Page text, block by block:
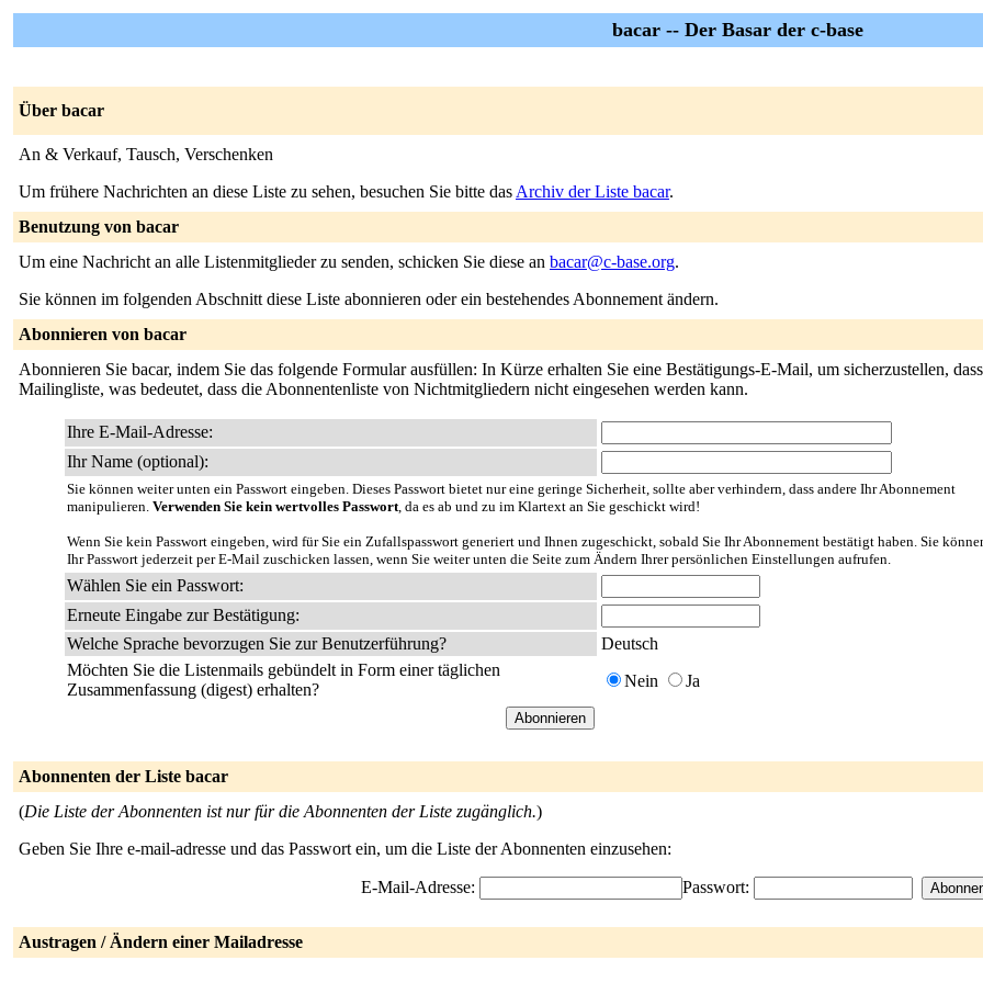
bacar -- Der Basar der c-base
Über bacar
An & Verkauf, Tausch, Verschenken
Um frühere Nachrichten an diese Liste zu sehen, besuchen Sie bitte das Archiv der Liste bacar.
Benutzung von bacar
Um eine Nachricht an alle Listenmitglieder zu senden, schicken Sie diese an bacar@c-base.org.
Sie können im folgenden Abschnitt diese Liste abonnieren oder ein bestehendes Abonnement ändern.
Abonnieren von bacar
Abonnieren Sie bacar, indem Sie das folgende Formular ausfüllen: In Kürze erhalten Sie eine Bestätigungs-E-Mail, um sicherzustellen,
Mailingliste, was bedeutet, dass die Abonnentenliste von Nichtmitgliedern nicht eingesehen werden kann.
Ihre E-Mail-Adresse:
Ihr Name (optional):
Sie können weiter unten ein Passwort eingeben. Dieses Passwort bietet nur eine geringe Sicherheit, sollte aber verhindern, dass andere Ihr Abonnement
manipulieren. Verwenden Sie kein wertvolles Passwort, da es ab und zu im Klartext an Sie geschickt wird!
Wenn Sie kein Passwort eingeben, wird für Sie ein Zufallspasswort generiert und Ihnen zugeschickt, sobald Sie Ihr Abonnement bestätigt haben. Sie
Ihr Passwort jederzeit per E-Mail zuschicken lassen, wenn Sie weiter unten die Seite zum Ändern Ihrer persönlichen Einstellungen aufrufen.
Wählen Sie ein Passwort:
Erneute Eingabe zur Bestätigung:
Welche Sprache bevorzugen Sie zur Benutzerführung?
Deutsch
Möchten Sie die Listenmails gebündelt in Form einer täglichen
Zusammenfassung (digest) erhalten?
Nein Ja
Abonnenten der Liste bacar
(Die Liste der Abonnenten ist nur für die Abonnenten der Liste zugänglich.)
Geben Sie Ihre e-mail-adresse und das Passwort ein, um die Liste der Abonnenten einzusehen:
E-Mail-Adresse: Passwort:
Austragen / Ändern einer Mailadresse